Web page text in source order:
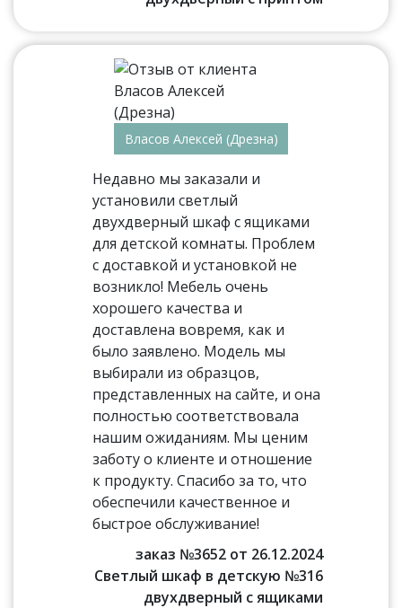
Власов Алексей (Дрезна)
Недавно мы заказали и
установили светлый
двухдверный шкаф с ящиками
для детской комнаты. Проблем
с доставкой и установкой не
возникло! Мебель очень
хорошего качества и
доставлена вовремя, как и
было заявлено. Модель мы
выбирали из образцов,
представленных на сайте, и она
полностью соответствовала
нашим ожиданиям. Мы ценим
заботу о клиенте и отношение
к продукту. Спасибо за то, что
обеспечили качественное и
быстрое обслуживание!
заказ №3652 от 26.12.2024
Светлый шкаф в детскую №316
двухдверный с ящиками